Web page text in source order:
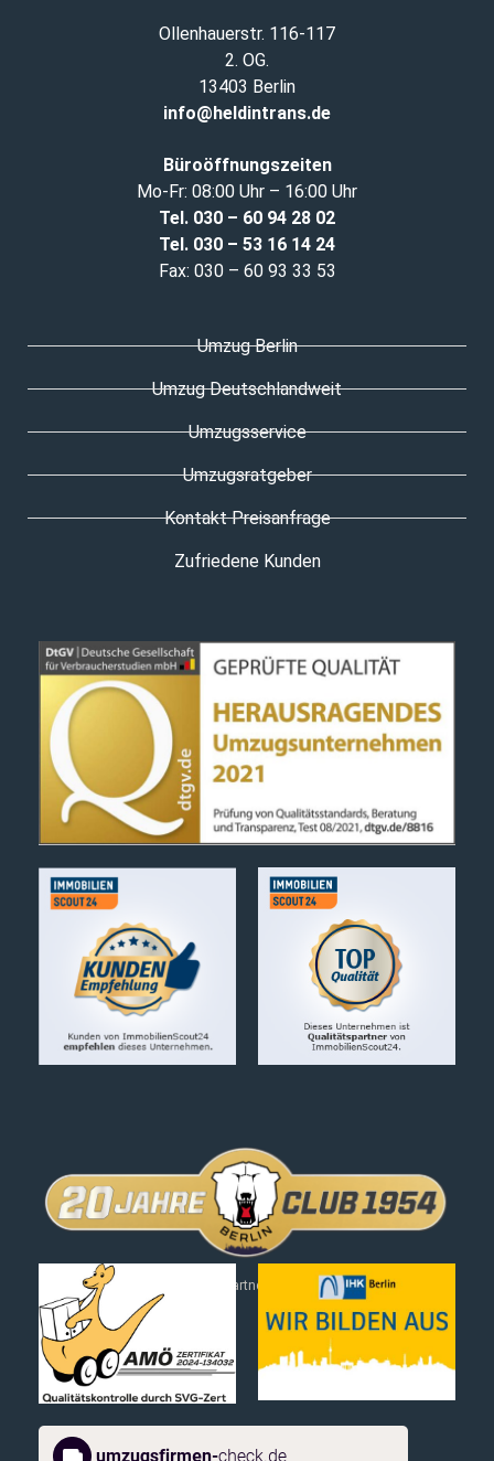
Ollenhauerstr. 116-117
2. OG.
13403 Berlin
info@heldintrans.de
Büroöffnungszeiten
Mo-Fr: 08:00 Uhr – 16:00 Uhr
Tel. 030 – 60 94 28 02
Tel. 030 – 53 16 14 24
Fax: 030 – 60 93 33 53
Umzug Berlin
Umzug Deutschlandweit
Umzugsservice
Umzugsratgeber
Kontakt Preisanfrage
Zufriedene Kunden
Wir sind offizieller Partner der Eisbären Berlin